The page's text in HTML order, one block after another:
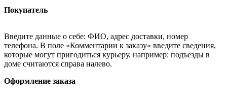
Покупатель
Введите данные о себе: ФИО, адрес доставки, номер
телефона. В поле «Комментарии к заказу» введите сведения,
которые могут пригодиться курьеру, например: подъезды в
доме считаются справа налево.
Оформление заказа